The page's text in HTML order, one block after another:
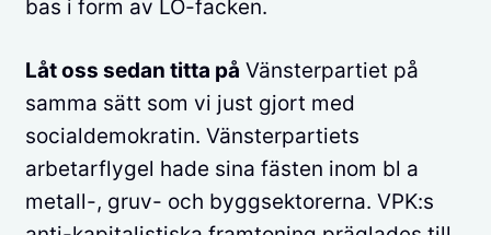
bas i form av LO-facken.
Låt oss sedan titta på Vänsterpartiet på
samma sätt som vi just gjort med
socialdemokratin. Vänsterpartiets
arbetarflygel hade sina fästen inom bl a
metall-, gruv- och byggsektorerna. VPK:s